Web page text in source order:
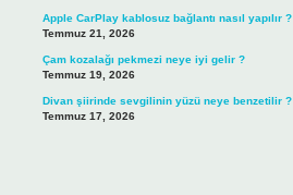
Apple CarPlay kablosuz bağlantı nasıl yapılır ?
Temmuz 21, 2026
Çam kozalağı pekmezi neye iyi gelir ?
Temmuz 19, 2026
Divan şiirinde sevgilinin yüzü neye benzetilir ?
Temmuz 17, 2026